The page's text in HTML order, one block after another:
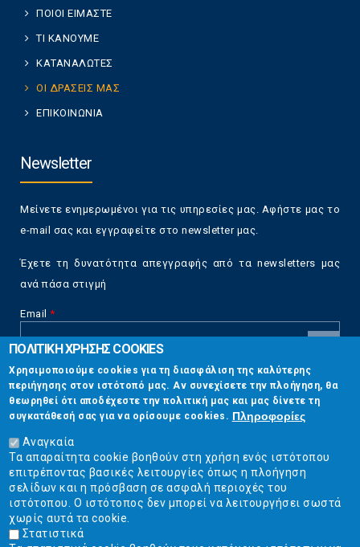
ΠΟΙΟΙ ΕΙΜΑΣΤΕ
ΤΙ ΚΑΝΟΥΜΕ
ΚΑΤΑΝΑΛΩΤΕΣ
ΟΙ ΔΡΑΣΕΙΣ ΜΑΣ
ΕΠΙΚΟΙΝΩΝΙΑ
Newsletter
Μείνετε ενημερωμένοι για τις υπηρεσίες μας. Αφήστε μας το
e-mail σας και εγγραφείτε στο newsletter μας.
Έχετε τη δυνατότητα απεγγραφής από τα newsletters μας
ανά πάσα στιγμή
Email *
CAPTCHA
This
question is
for testing
whether or
not you are a
human visitor
and to
prevent
automated
spam
submissions.
Επικοινωνία
Στουρνάρη 17, Αθήνα 10683
2103304444
info@ekpizo.gr
www.ekpizo.gr
ΠΟΛΙΤΙΚΗ ΧΡΗΣΗΣ COOKIES
Χρησιμοποιούμε cookies για τη διασφάλιση της καλύτερης
περιήγησης στον ιστότοπό μας. Αν συνεχίσετε την πλοήγηση, θα
θεωρηθεί ότι αποδέχεστε την πολιτική μας και μας δίνετε τη
συγκατάθεσή σας για να ορίσουμε cookies. Πληροφορίες
Αναγκαία
Τα απαραίτητα cookie βοηθούν στη χρήση ενός ιστότοπου
επιτρέποντας βασικές λειτουργίες όπως η πλοήγηση
σελίδων και η πρόσβαση σε ασφαλή περιοχές του
ιστότοπου. Ο ιστότοπος δεν μπορεί να λειτουργήσει σωστά
χωρίς αυτά τα cookie.
Στατιστικά